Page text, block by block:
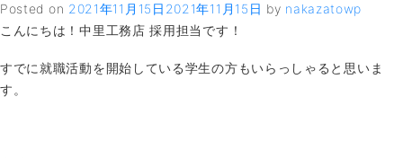
Posted on 2021年11月15日 2021年11月15日 by nakazatowp
こんにちは！中里工務店 採用担当です！
すでに就職活動を開始している学生の方もいらっしゃると思いま
す。